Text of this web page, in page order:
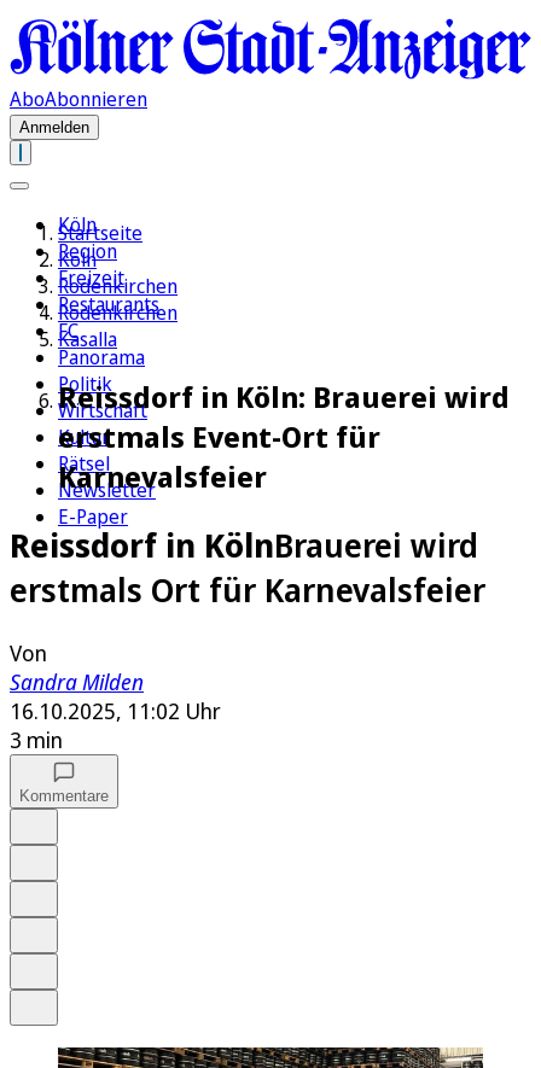
AboAbonnieren
Anmelden
Köln
Region
Freizeit
Restaurants
FC
Panorama
Politik
Wirtschaft
Kultur
Rätsel
Newsletter
E-Paper
Startseite
Köln
Rodenkirchen
Rodenkirchen
Kasalla
Reissdorf in Köln: Brauerei wird
erstmals Event-Ort für
Karnevalsfeier
Reissdorf in KölnBrauerei wird
erstmals Ort für Karnevalsfeier
Von
Sandra Milden
16.10.2025, 11:02 Uhr
3 min
Kommentare